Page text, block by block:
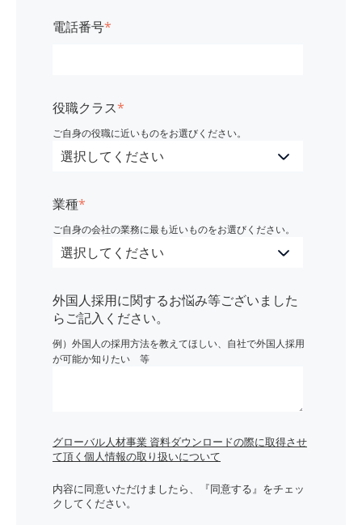
電話番号*
役職クラス*
ご自身の役職に近いものをお選びください。
業種*
ご自身の会社の業務に最も近いものをお選びください。
外国人採用に関するお悩み等ございました
らご記入ください。
例）外国人の採用方法を教えてほしい、自社で外国人採用
が可能か知りたい 等
グローバル人材事業 資料ダウンロードの際に取得させ
て頂く個人情報の取り扱いについて
内容に同意いただけましたら、『同意する』をチェッ
クしてください。